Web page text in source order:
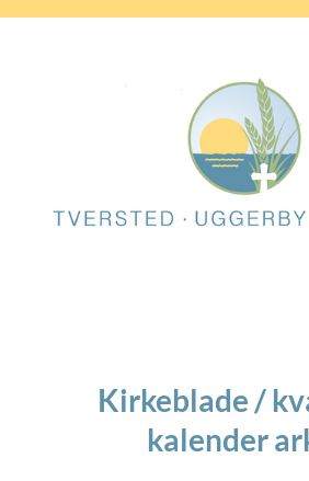
Kirkeblade /
kalender